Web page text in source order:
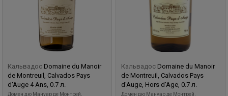
Кальвадос Domaine du Manoir
de Montreuil, Calvados Pays
d'Auge 4 Ans, 0.7 л.
Домен дю Мануар де Монтрей,
Кальвадос Domaine du Manoir
de Montreuil, Calvados Pays
d'Auge, Hors d'Age, 0.7 л.
Домен дю Мануар де Монтрей,